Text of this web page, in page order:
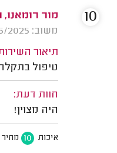
מור רומאנו,
משוב: 06/05/2025
תיאור
טיפול
חוות דעת:
היה מצוין!
איכות 10 מחיר
10